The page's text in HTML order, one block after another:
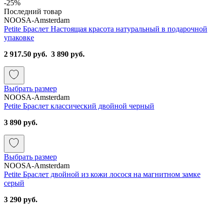
-25%
Последний товар
NOOSA-Amsterdam
Petite Браслет Настоящая красота натуральный в подарочной
упаковке
2 917.50 руб. 3 890 руб.
Выбрать размер
NOOSA-Amsterdam
Petite Браслет классический двойной черный
3 890 руб.
Выбрать размер
NOOSA-Amsterdam
Petite Браслет двойной из кожи лосося на магнитном замке
серый
3 290 руб.